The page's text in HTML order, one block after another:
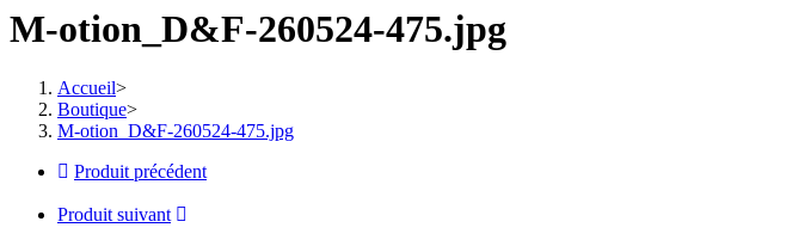
M-otion_D&F-260524-475.jpg
Accueil>
Boutique>
M-otion_D&F-260524-475.jpg
Produit précédent
Produit suivant